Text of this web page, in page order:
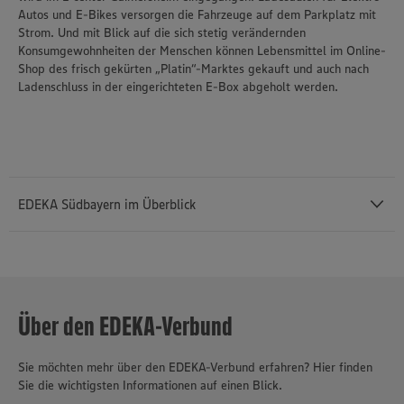
Informationen zur Nutzung der Dienste finden Sie in
unseren Datenschutzhinweisen sowie in unserer Cookie
Policy unter den Stichworten „YouTube” und „Vimeo”.
Autos und E-Bikes versorgen die Fahrzeuge auf dem Parkplatz mit
Strom. Und mit Blick auf die sich stetig verändernden
Konsumgewohnheiten der Menschen können Lebensmittel im Online-
Shop des frisch gekürten „Platin“-Marktes gekauft und auch nach
Ladenschluss in der eingerichteten E-Box abgeholt werden.
EDEKA Südbayern im Überblick
Jahr 2025 die Nummer Eins unter den Lebensmittelhändlern im
südbayerischen Raum. Zum genossenschaftlich organisierten
Südbayerische Fleischwaren GmbH sowie die Backstube Wünsche
GmbH. Einschließlich der Betriebe des selbstständigen EDEKA-
Über den EDEKA-Verbund
Sie möchten mehr über den EDEKA-Verbund erfahren? Hier finden
Sie die wichtigsten Informationen auf einen Blick.